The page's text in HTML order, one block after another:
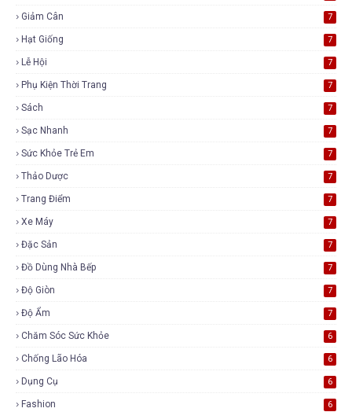
Giảm Cân 7
Hạt Giống 7
Lễ Hội 7
Phụ Kiện Thời Trang 7
Sách 7
Sạc Nhanh 7
Sức Khỏe Trẻ Em 7
Thảo Dược 7
Trang Điểm 7
Xe Máy 7
Đặc Sản 7
Đồ Dùng Nhà Bếp 7
Độ Giòn 7
Độ Ẩm 7
Chăm Sóc Sức Khỏe 6
Chống Lão Hóa 6
Dụng Cụ 6
Fashion 6